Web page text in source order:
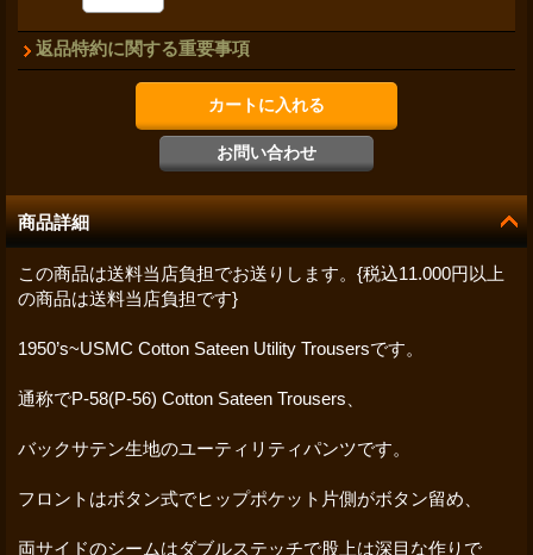
返品特約に関する重要事項
商品詳細
この商品は送料当店負担でお送りします。{税込11.000円以上
の商品は送料当店負担です}
1950’s~USMC Cotton Sateen Utility Trousersです。
通称でP-58(P-56) Cotton Sateen Trousers、
バックサテン生地のユーティリティパンツです。
フロントはボタン式でヒップポケット片側がボタン留め、
両サイドのシームはダブルステッチで股上は深目な作りで